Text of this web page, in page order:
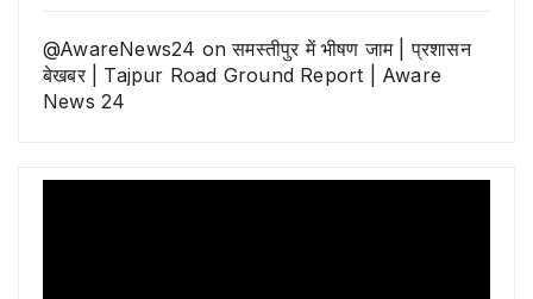
@AwareNews24 onसमस्तीपुर में भीषण जाम | प्रशासन
बेखबर | Tajpur Road Ground Report | Aware
News 24